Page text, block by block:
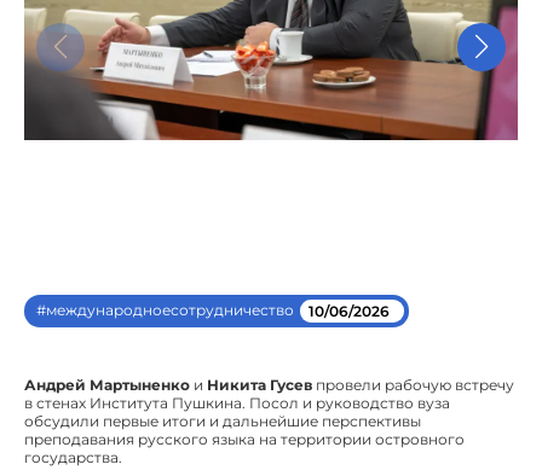
#международноесотрудничество 10/06/2026
Андрей Мартыненко и Никита Гусев провели рабочую встречу
в стенах Института Пушкина. Посол и руководство вуза
обсудили первые итоги и дальнейшие перспективы
преподавания русского языка на территории островного
государства.